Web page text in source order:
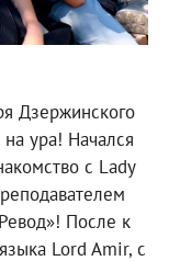
Дзержинского
ура! Начался
с Lady
После к
Lord Amir, с